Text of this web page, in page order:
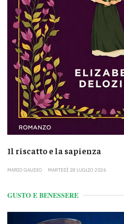
Il riscatto e la sapienza
MARIO GAUDIO MARTEDÌ 28 LUGLIO 2026
GUSTO E BENESSERE